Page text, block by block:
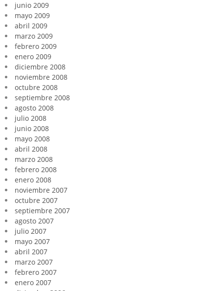
junio 2009
mayo 2009
abril 2009
marzo 2009
febrero 2009
enero 2009
diciembre 2008
noviembre 2008
octubre 2008
septiembre 2008
agosto 2008
julio 2008
junio 2008
mayo 2008
abril 2008
marzo 2008
febrero 2008
enero 2008
noviembre 2007
octubre 2007
septiembre 2007
agosto 2007
julio 2007
mayo 2007
abril 2007
marzo 2007
febrero 2007
enero 2007